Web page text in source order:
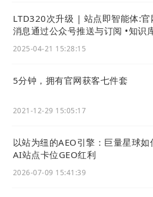
快速捕捉客户的基本信息
备，给以较好的服务。
02
数据管理，释放潜在价
基于CDP赋
数据的能力。它能基于归集
企业快速给用户打上商业价
周期和营销时机等标签。
LTD320次升级 | 站点即智能体:官
消息通过公众号推送与订阅 •知识
2025-04-21 15:28:15
5分钟，拥有官网获客七件套
2021-12-29 15:05:17
以站为纽的AEO引擎：巨量星球如
AI站点卡位GEO红利
2026-07-09 15:41:39